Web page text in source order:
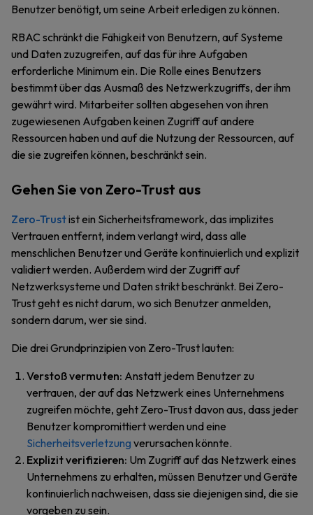
Benutzer benötigt, um seine Arbeit erledigen zu können.
RBAC schränkt die Fähigkeit von Benutzern, auf Systeme
und Daten zuzugreifen, auf das für ihre Aufgaben
erforderliche Minimum ein. Die Rolle eines Benutzers
bestimmt über das Ausmaß des Netzwerkzugriffs, der ihm
gewährt wird. Mitarbeiter sollten abgesehen von ihren
zugewiesenen Aufgaben keinen Zugriff auf andere
Ressourcen haben und auf die Nutzung der Ressourcen, auf
die sie zugreifen können, beschränkt sein.
Gehen Sie von Zero-Trust aus
Zero-Trustist ein Sicherheitsframework, das implizites
Vertrauen entfernt, indem verlangt wird, dass alle
menschlichen Benutzer und Geräte kontinuierlich und explizit
validiert werden. Außerdem wird der Zugriff auf
Netzwerksysteme und Daten strikt beschränkt. Bei Zero-
Trust geht es nicht darum, wo sich Benutzer anmelden,
sondern darum, wer sie sind.
Die drei Grundprinzipien von Zero-Trust lauten:
Verstoß vermuten: Anstatt jedem Benutzer zu
vertrauen, der auf das Netzwerk eines Unternehmens
zugreifen möchte, geht Zero-Trust davon aus, dass jeder
Benutzer kompromittiert werden und eine
Sicherheitsverletzung verursachen könnte.
Explizit verifizieren: Um Zugriff auf das Netzwerk eines
Unternehmens zu erhalten, müssen Benutzer und Geräte
kontinuierlich nachweisen, dass sie diejenigen sind, die sie
vorgeben zu sein.